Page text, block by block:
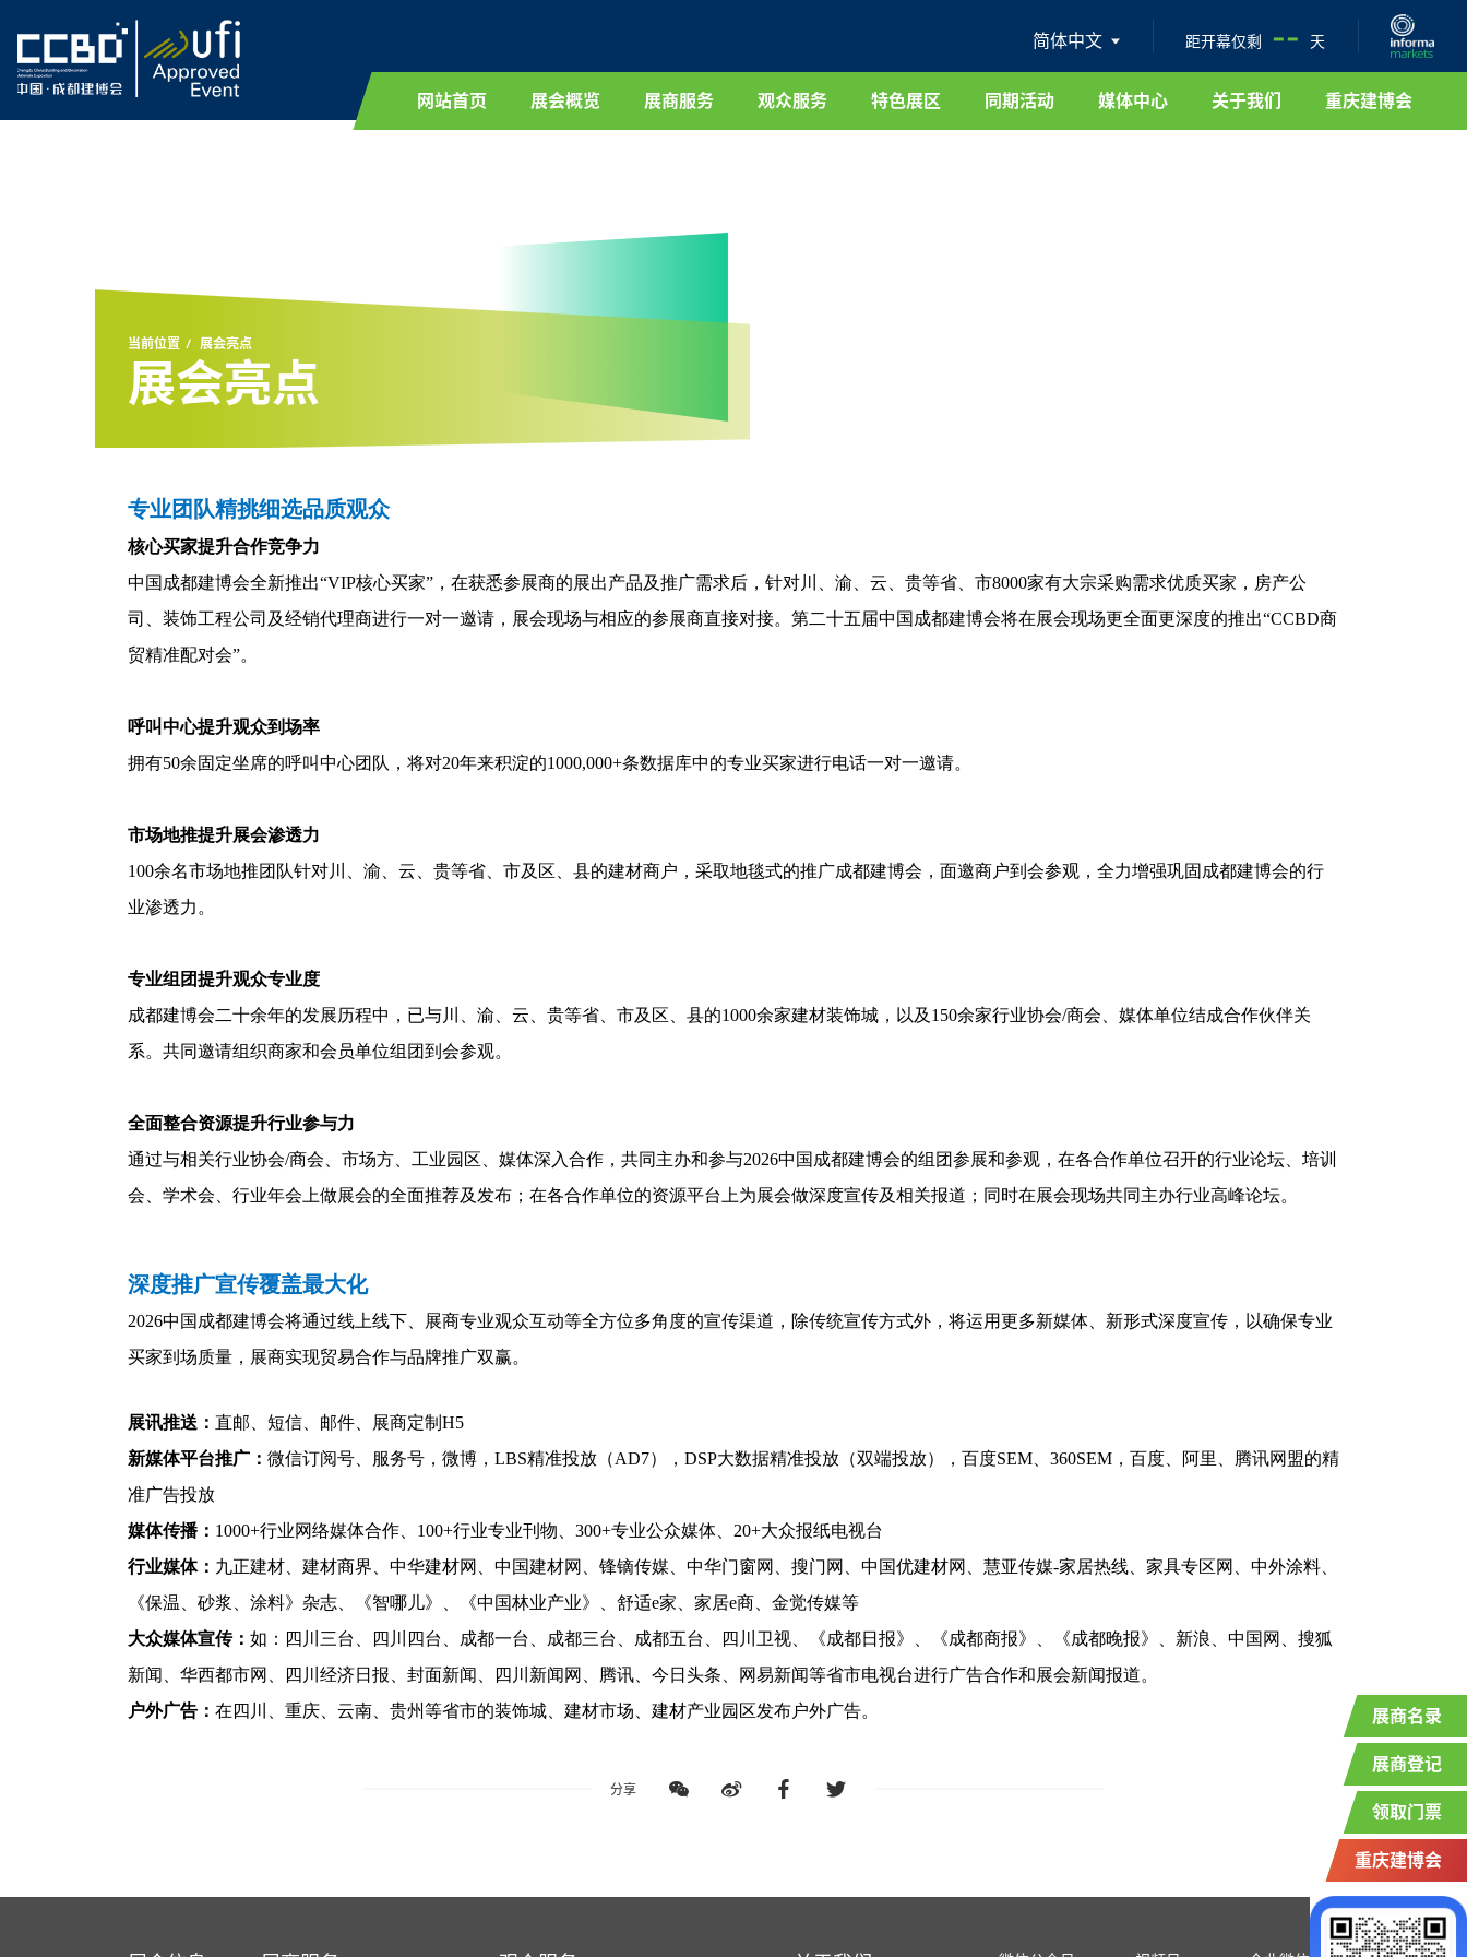
简体中文 距开幕仅剩 -- 天
网站首页 展会概览 展商服务 观众服务 特色展区 同期活动 媒体中心 关于我们 重庆建博会
当前位置 展会亮点
展会亮点
专业团队精挑细选品质观众
核心买家提升合作竞争力
中国成都建博会全新推出“VIP核心买家”，在获悉参展商的展出产品及推广需求后，针对川、渝、云、贵等省、市8000家有大宗采购需求优质买家，房产公
司、装饰工程公司及经销代理商进行一对一邀请，展会现场与相应的参展商直接对接。第二十五届中国成都建博会将在展会现场更全面更深度的推出“CCBD商
贸精准配对会”。
呼叫中心提升观众到场率
拥有50余固定坐席的呼叫中心团队，将对20年来积淀的1000,000+条数据库中的专业买家进行电话一对一邀请。
市场地推提升展会渗透力
100余名市场地推团队针对川、渝、云、贵等省、市及区、县的建材商户，采取地毯式的推广成都建博会，面邀商户到会参观，全力增强巩固成都建博会的行
业渗透力。
专业组团提升观众专业度
成都建博会二十余年的发展历程中，已与川、渝、云、贵等省、市及区、县的1000余家建材装饰城，以及150余家行业协会/商会、媒体单位结成合作伙伴关
系。共同邀请组织商家和会员单位组团到会参观。
全面整合资源提升行业参与力
通过与相关行业协会/商会、市场方、工业园区、媒体深入合作，共同主办和参与2026中国成都建博会的组团参展和参观，在各合作单位召开的行业论坛、培训
会、学术会、行业年会上做展会的全面推荐及发布；在各合作单位的资源平台上为展会做深度宣传及相关报道；同时在展会现场共同主办行业高峰论坛。
深度推广宣传覆盖最大化
2026中国成都建博会将通过线上线下、展商专业观众互动等全方位多角度的宣传渠道，除传统宣传方式外，将运用更多新媒体、新形式深度宣传，以确保专业
买家到场质量，展商实现贸易合作与品牌推广双赢。
展讯推送： 直邮、短信、邮件、展商定制H5
新媒体平台推广： 微信订阅号、服务号，微博，LBS精准投放（AD7），DSP大数据精准投放（双端投放），百度SEM、360SEM，百度、阿里、腾讯网盟的精
准广告投放
媒体传播： 1000+行业网络媒体合作、100+行业专业刊物、300+专业公众媒体、20+大众报纸电视台
行业媒体： 九正建材、建材商界、中华建材网、中国建材网、锋镝传媒、中华门窗网、搜门网、中国优建材网、慧亚传媒-家居热线、家具专区网、中外涂料、
《保温、砂浆、涂料》杂志、《智哪儿》、《中国林业产业》、舒适e家、家居e商、金觉传媒等
大众媒体宣传： 如：四川三台、四川四台、成都一台、成都三台、成都五台、四川卫视、《成都日报》、《成都商报》、《成都晚报》、新浪、中国网、搜狐
新闻、华西都市网、四川经济日报、封面新闻、四川新闻网、腾讯、今日头条、网易新闻等省市电视台进行广告合作和展会新闻报道。
户外广告： 在四川、重庆、云南、贵州等省市的装饰城、建材市场、建材产业园区发布户外广告。
分享
展商名录
展商登记
领取门票
重庆建博会